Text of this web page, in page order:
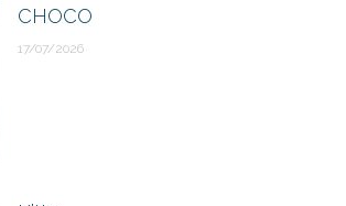
CHOCO
17/07/2026